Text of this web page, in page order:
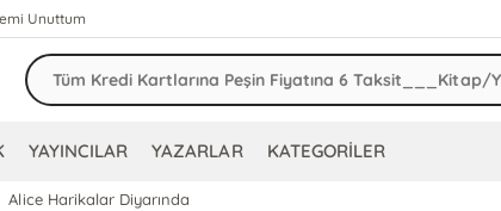
Unuttum
YAYINCILAR YAZARLAR KATEGORİLER
Alice Harikalar Diyarında